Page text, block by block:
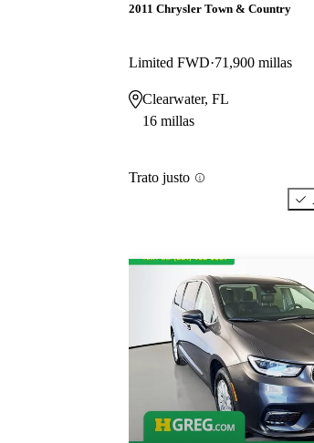
2011 Chrysler Town & Country
Limited FWD 71,900 millas
Clearwater, FL
16 millas
Trato justo